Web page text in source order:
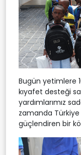
Bugün yetimlere
kıyafet desteği
yardımlarımız
zamanda Türkiye
güçlendiren bir